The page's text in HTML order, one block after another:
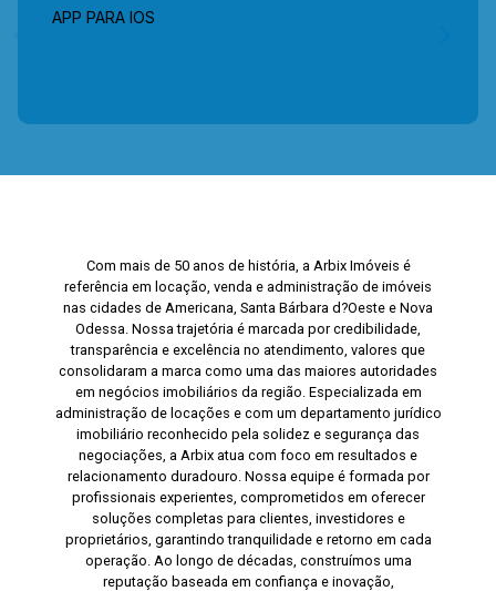
APP PARA IOS
Com mais de 50 anos de história, a Arbix Imóveis é
referência em locação, venda e administração de imóveis
nas cidades de Americana, Santa Bárbara d?Oeste e Nova
Odessa. Nossa trajetória é marcada por credibilidade,
transparência e excelência no atendimento, valores que
consolidaram a marca como uma das maiores autoridades
em negócios imobiliários da região. Especializada em
administração de locações e com um departamento jurídico
imobiliário reconhecido pela solidez e segurança das
negociações, a Arbix atua com foco em resultados e
relacionamento duradouro. Nossa equipe é formada por
profissionais experientes, comprometidos em oferecer
soluções completas para clientes, investidores e
proprietários, garantindo tranquilidade e retorno em cada
operação. Ao longo de décadas, construímos uma
reputação baseada em confiança e inovação,